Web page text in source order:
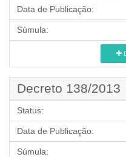
Data de Publicação:
Súmula:
Decreto 138/2013
Status:
Data de Publicação:
Súmula: